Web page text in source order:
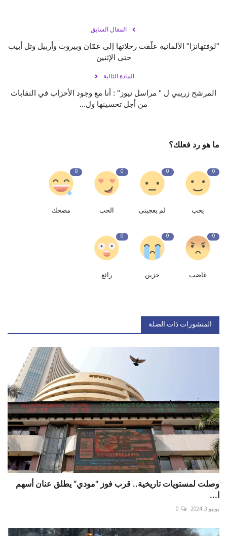
المقال السابق
“لوفتهانزا” الألمانية علّقت رحلاتها إلى عمّان وبيروت وأربيل وتل أبيب
حتى الإثنين
المادة التالية
المرشح زريبي ل " مراسل نيوز" : أنا مع وجود الأحزاب في النقابات
من أجل تحسينها ول...
ما هو رد فعلك؟
0
يحب
0
لم يعجبنى
0
الحب
0
مضحك
0
غاضب
0
حزين
0
رائع
المنشورات ذات الصلة
وصلت لمستويات تاريخية.. قرب فوز "مودي" يطلق عنان أسهم
ا...
يونيو 3, 2024 0